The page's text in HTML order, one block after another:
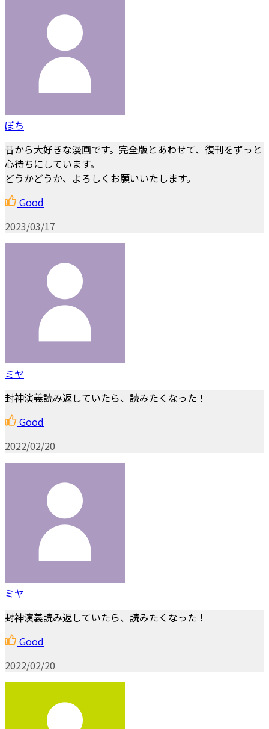
ぽち
昔から大好きな漫画です。完全版とあわせて、復刊をずっと
心待ちにしています。
どうかどうか、よろしくお願いいたします。
Good
2023/03/17
ミヤ
封神演義読み返していたら、読みたくなった！
Good
2022/02/20
ミヤ
封神演義読み返していたら、読みたくなった！
Good
2022/02/20